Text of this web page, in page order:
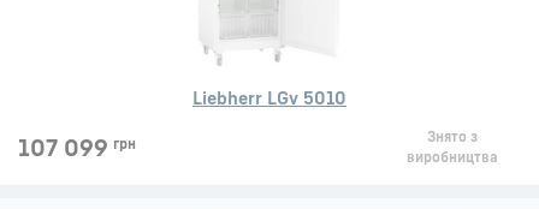
Liebherr LGv 5010
107 099 грн
Знято з
виробництва